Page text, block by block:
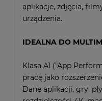
aplikacje, zdjęcia,
urządzenia.
IDEALNA DO
Klasa A1 ("App
pracę jako
Dane aplikacji, gry,